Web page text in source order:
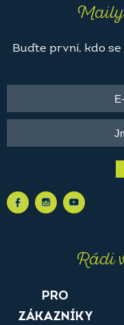
Maily
Buďte první, kdo se
Rádi
PRO
ZÁKAZNÍKY